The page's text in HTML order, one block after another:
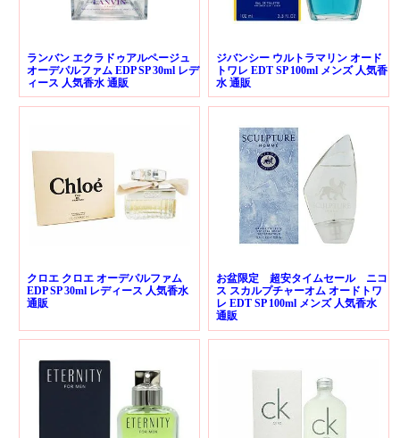
ランバン エクラドゥアルページュ
オーデパルファム EDP SP 30ml レデ
ィース 人気香水 通販
ジバンシー ウルトラマリン オード
トワレ EDT SP 100ml メンズ 人気香
水 通販
クロエ クロエ オーデパルファム
EDP SP 30ml レディース 人気香水
通販
お盆限定 超安タイムセール ニコ
ス スカルプチャーオム オードトワ
レ EDT SP 100ml メンズ 人気香水
通販